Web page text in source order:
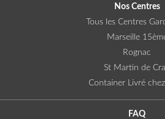
Nos Centres
Tous les Centres
Marseille
Rognac
St Martin de
Container Livré
FAQ